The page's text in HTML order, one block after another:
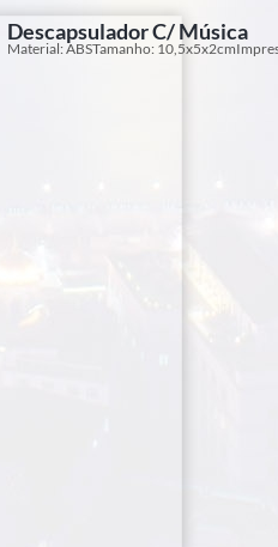
Descapsulador C/ Música
Material: ABSTamanho: